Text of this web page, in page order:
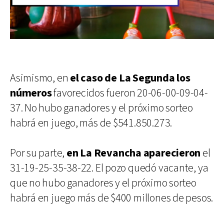
Asimismo, en el caso de La Segunda los
númerosfavorecidos fueron 20-06-00-09-04-
37. No hubo ganadores y el próximo sorteo
habrá en juego, más de $541.850.273.
Por su parte, en La Revancha aparecieron el
31-19-25-35-38-22. El pozo quedó vacante, ya
que no hubo ganadores y el próximo sorteo
habrá en juego más de $400 millones de pesos.